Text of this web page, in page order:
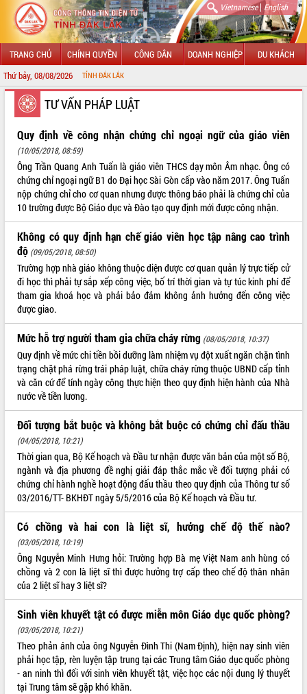
Vietnamese| English
TRANG CHỦ CHÍNH QUYỀN CÔNG DÂN DOANH NGHIỆP DU KHÁCH
Thứ bảy, 08/08/2026
TIN ĐIỆN TỬ TỈNH ĐẮK LẮK
GIỚI THIỆU
LÃNH ĐẠO UBND TỈNH
TIN TỨC SỰ KIỆN
SỞ, BAN, NGÀNH
UBND CÁC XÃ, PHƯỜNG
THÔNG TIN CHỈ ĐẠO ĐIỀU HÀNH
HỆ THỐNG VĂN BẢN
VĂN BẢN HĐND TỈNH
ĐIỂM TIN VĂN BẢN
QUY HOẠCH - KẾ HOẠCH
QUẢNG CÁO
TƯ VẤN PHÁP LUẬT
Quy định về công nhận chứng chỉ ngoại ngữ của giáo viên
(10/05/2018, 08:59)
Ông Trần Quang Anh Tuấn là giáo viên THCS dạy môn Âm nhạc. Ông có
chứng chỉ ngoại ngữ B1 do Đại học Sài Gòn cấp vào năm 2017. Ông Tuấn
nộp chứng chỉ cho cơ quan nhưng được thông báo phải là chứng chỉ của
10 trường được Bộ Giáo dục và Đào tạo quy định mới được công nhận.
Không có quy định hạn chế giáo viên học tập nâng cao trình
độ (09/05/2018, 08:50)
Trường hợp nhà giáo không thuộc diện được cơ quan quản lý trực tiếp cử
đi học thì phải tự sắp xếp công việc, bố trí thời gian và tự túc kinh phí để
tham gia khoá học và phải bảo đảm không ảnh hưởng đến công việc
được giao.
Mức hỗ trợ người tham gia chữa cháy rừng (08/05/2018, 10:37)
Quy định về mức chi tiền bồi dưỡng làm nhiệm vụ đột xuất ngăn chặn tình
trạng chặt phá rừng trái pháp luật, chữa cháy rừng thuộc UBND cấp tỉnh
và căn cứ để tính ngày công thực hiện theo quy định hiện hành của Nhà
nước về tiền lương.
Đối tượng bắt buộc và không bắt buộc có chứng chỉ đấu thầu
(04/05/2018, 10:21)
Thời gian qua, Bộ Kế hoạch và Đầu tư nhận được văn bản của một số Bộ,
ngành và địa phương đề nghị giải đáp thắc mắc về đối tượng phải có
chứng chỉ hành nghề hoạt động đấu thầu theo quy định của Thông tư số
03/2016/TT- BKHĐT ngày 5/5/2016 của Bộ Kế hoạch và Đầu tư.
Có chồng và hai con là liệt sĩ, hưởng chế độ thế nào?
(03/05/2018, 10:19)
Ông Nguyễn Minh Hưng hỏi: Trường hợp Bà mẹ Việt Nam anh hùng có
chồng và 2 con là liệt sĩ thì được hưởng trợ cấp theo chế độ thân nhân
của 2 liệt sĩ hay 3 liệt sĩ?
Sinh viên khuyết tật có được miễn môn Giáo dục quốc phòng?
(03/05/2018, 10:21)
Theo phản ánh của ông Nguyễn Đình Thi (Nam Định), hiện nay sinh viên
phải học tập, rèn luyện tập trung tại các Trung tâm Giáo dục quốc phòng
- an ninh thì đối với sinh viên khuyết tật, việc học các nội dung lý thuyết
tại Trung tâm sẽ gặp khó khăn.